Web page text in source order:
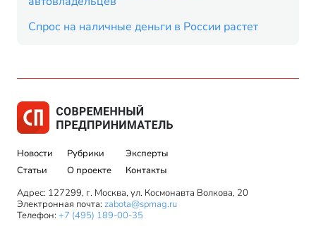
Спрос на наличные деньги в России растет
Новости
Статьи
Рубрики
О проекте
Эксперты
Контакты
Адрес: 127299, г. Москва, ул. Космонавта Волкова, 20
Электронная почта: zabota@spmag.ru
Телефон: +7 (495) 189-00-35